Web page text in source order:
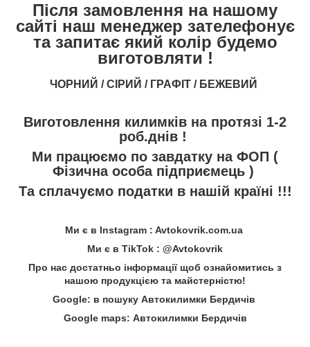
Після замовлення на нашому
сайті наш менеджер зателефонує
та запитає який колір будемо
виготовляти !
ЧОРНИЙ / СІРИЙ / ГРАФІТ / БЕЖЕВИЙ
Виготовлення килимків на протязі 1-2
роб.днів !
Ми працюємо по завдатку на ФОП (
Фізична особа підприємець )
Та сплачуємо податки в нашій країні !!!
Ми є в Instagram : Avtokovrik.com.ua
Ми є в TikTok : @Avtokovrik
Про нас достатньо інформації щоб ознайомитись з
нашою продукцією та майстерністю!
Google: в пошуку Автокилимки Бердичів
Google maps: Автокилимки Бердичів